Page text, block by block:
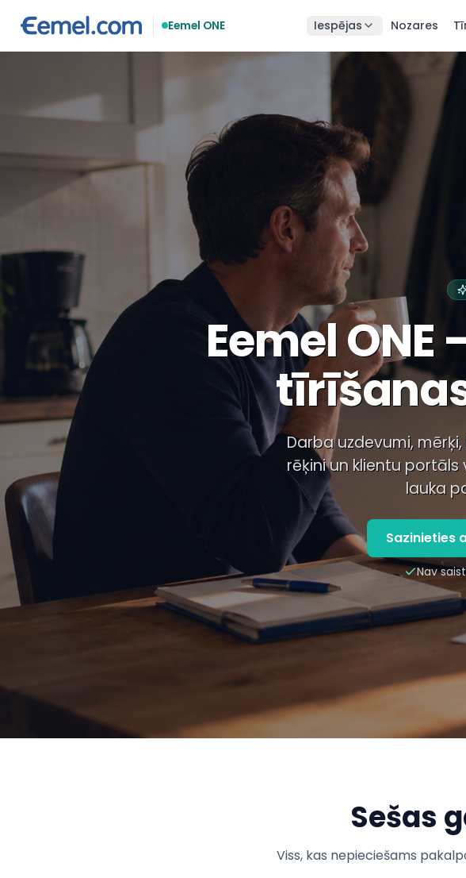
Eemel ONE Iespējas Nozares
Eemel
Darba uzdevumi,
rēķini un klientu
lauka
Sazinieties
Nav
Sešas
Viss, kas nepieciešams